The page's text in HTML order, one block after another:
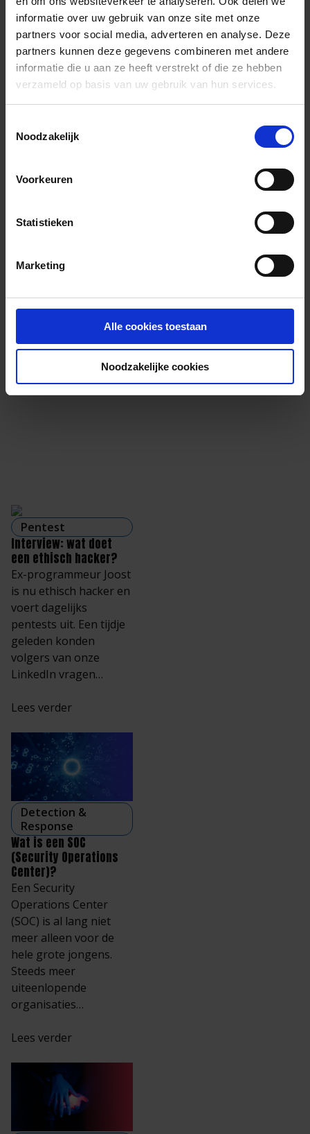
informatie over uw gebruik van onze site met onze
partners voor social media, adverteren en analyse. Deze
partners kunnen deze gegevens combineren met andere
informatie die u aan ze heeft verstrekt of die ze hebben
verzameld op basis van uw gebruik van hun services.
Noodzakelijk
Voorkeuren
Statistieken
Marketing
Alle cookies toestaan
Noodzakelijke cookies
Het blue team verdedigt
Het blue team beschermt uw
organisatie tegen
cyberdreigingen. We monitoren
uw omgeving continu, signaleren
voordat een aanval impact heeft.
beveiliging met gerichte
risico’s en situatie, zodat u
Pentest
Interview: wat doet
een ethisch hacker?
Ex-programmeur Joost
is nu ethisch hacker en
voert dagelijks
pentests uit. Een tijdje
geleden konden
volgers van onze
LinkedIn vragen…
Lees verder
Detection &
Response
Wat is een SOC
(Security Operations
Center)?
Een Security
Operations Center
(SOC) is al lang niet
meer alleen voor de
hele grote jongens.
Steeds meer
uiteenlopende
organisaties…
Lees verder